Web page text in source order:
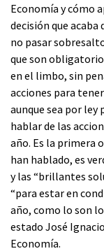
Economía y cómo
decisión que acaba
no pasar
que son
en el limbo, sin
acciones para
aunque sea por ley
hablar de las
año. Es la primera
han hablado, es
y las “brillantes
“para estar en
año, como lo son
estado José
Economía.